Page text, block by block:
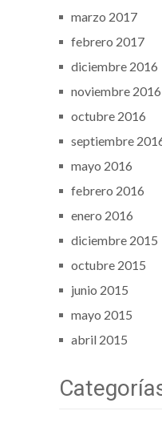
marzo 2017
febrero 2017
diciembre 2016
noviembre 2016
octubre 2016
septiembre
mayo 2016
febrero 2016
enero 2016
diciembre 2015
octubre 2015
junio 2015
mayo 2015
abril 2015